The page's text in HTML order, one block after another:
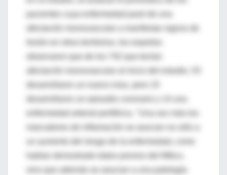
afectación monovascular a manifestar signos de
un aumento del riesgo de la enfermedad, como
sino que además se asocian a una patología